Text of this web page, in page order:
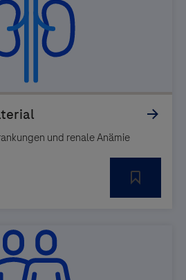
und renale Anämie